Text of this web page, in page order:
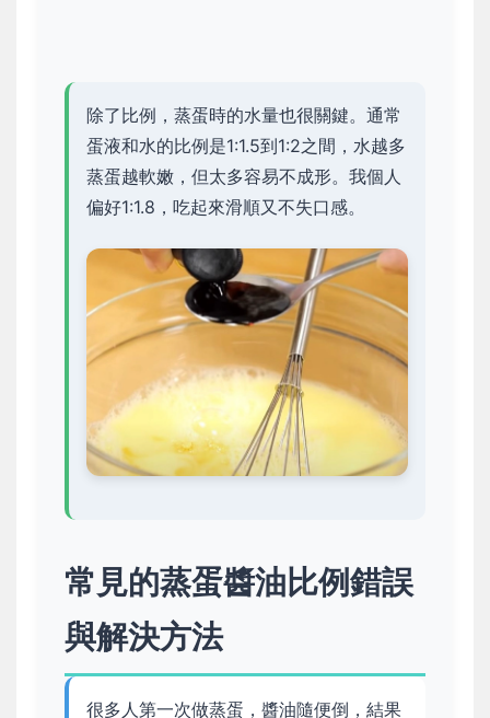
除了比例，蒸蛋時的水量也很關鍵。通常
蛋液和水的比例是1:1.5到1:2之間，水越多
蒸蛋越軟嫩，但太多容易不成形。我個人
偏好1:1.8，吃起來滑順又不失口感。
常見的蒸蛋醬油比例錯誤
與解決方法
很多人第一次做蒸蛋，醬油隨便倒，結果